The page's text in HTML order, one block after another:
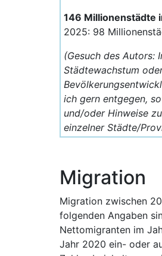
146 Millionenstädte
2025: 98
(Gesuch des Autors:
Städtewachstum
ich gern entgegen,
und/oder Hinweise
einzelner Städte/
zeitlich in einem
2030 in seiner
schon bereits um
Stagnationen einige
Während die
des hohen Nordens
Migration
Migration zwischen
folgenden Angaben
Nettomigranten im
Jahr 2020 ein- oder